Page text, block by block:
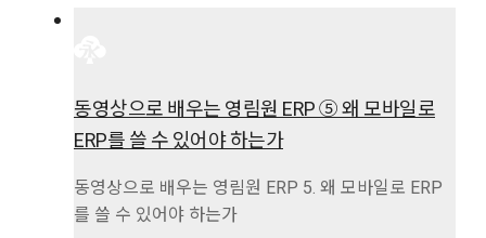
동영상으로 배우는 영림원 ERP ⑤ 왜 모바일로
ERP를 쓸 수 있어야 하는가
동영상으로 배우는 영림원 ERP 5. 왜 모바일로 ERP
를 쓸 수 있어야 하는가